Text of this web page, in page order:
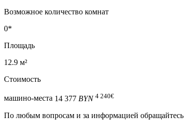
Возможное количество комнат
0*
Площадь
12.9 м²
Стоимость
машино-места 14 377 BYN 4 240€
По любым вопросам и за информацией обращайтесь